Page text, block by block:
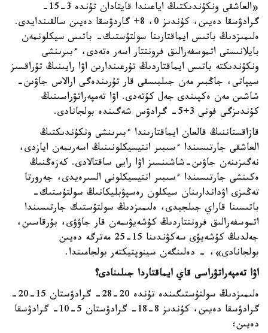
«العاشقى ونكۇندىكتىڭ اياعىندا قايتادان تۇندە 3-15-
گرادۋسقا دەيىن، كۇندىز 0، 8+ گاردۋسقا دەيىن سالقىندايدى.
ەلىمىزدىڭ باتىس ايماقتارىنا سولتۇستىك- باتىس سيكلونمەن
بايلانىستى اتموسفەرالىق فرونتتار اسەر ەتەدى، ءبىرىنشى
ونكۇندىكتە باتىس ايماقتاردىڭ تۇرعىندارىن اۋا رايىنىڭ تۇراقسىز
سيپاتى، جاڭبىر مەن جىلبىسقى قار تۇرىندەگى ارالاس جاۋىن-
شاشىن مەن ەكپىندى جەل كۇتەدى. اۋا تەمپەراتۋراسىنىڭ
كۇندىزگى فونى 3+5- گرادۋس شەگىندە بولجانادى.
قازاقستاننىڭ قالعان ايماقتارىندا ءبىرىنشى ونكۇندىكتىڭ
العاشقى جارتىسىندا ءسىبىر انتيسيكلونىنىڭ اسەرىمەن ايازدى،
نەگىزىنەن جاۋىن-شاشىنسىز اۋا رايى ساقتالادى. كەزەڭنىڭ
ەكىنشى جارتىسىندا ءسىبىر انتيسيكلونى السىرەيدى، جەرورتا
تەڭىزى اۋداندارىنان سيكلون رەسپۋبليكانىڭ سولتۇستىك-
باتىسىنا قاراي جىلجيدى، ەلىمىزدىڭ سولتۇستىك جارتىسىندا
اتموسفەرالىق فرونتتاردىڭ كۇشەيۋىمەن قار جاۋۋى، بۇرقاسىن،
جەلدىڭ كۇشەيۋى سەكۋندىنا 15-25 مەترگە دەيىن
بولجانادى»، - دەلىنگەن سينوپتيكتەر بولجامىندا.
اۋا تەمپەراتۋراسى قاي ايماقتاردا جىلىنادى؟
ەلىمىزدىڭ سولتۇستىگىندە تۇندە 20-28- گرادۋستان 15-20-
گرادۋسقا دەيىن، كۇندىز 8-18- گرادۋستان 5-10- گرادۋسقا
دەيىن؛